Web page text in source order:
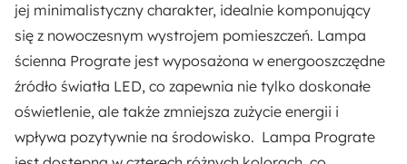
Liczba sztuk w zestawie:
Liczba punktów świetlnych:
1
jej minimalistyczny charakter, idealnie komponujący
się z nowoczesnym wystrojem pomieszczeń. Lampa
ścienna Prograte jest wyposażona w energooszczędne
źródło światła LED, co zapewnia nie tylko doskonałe
oświetlenie, ale także zmniejsza zużycie energii i
wpływa pozytywnie na środowisko. Lampa Prograte